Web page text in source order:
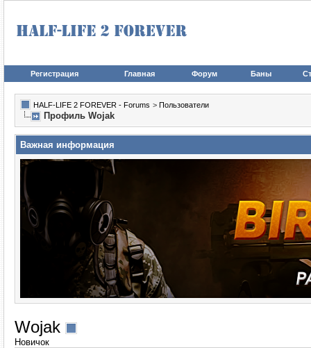
Регистрация Главная Форум Баны
HALF-LIFE 2 FOREVER - Forums > Пользователи
Профиль Wojak
Важная информация
Wojak
Новичок